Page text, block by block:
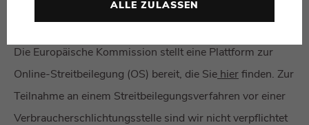
ONLINE-STREITBEILEGUNG
Die Europäische Kommission stellt eine Plattform zur
Online-Streitbeilegung (OS) bereit, die Sie hier finden. Zur
Teilnahme an einem Streitbeilegungsverfahren vor einer
Verbraucherschlichtungsstelle sind wir nicht verpflichtet
ALLE ZULASSEN